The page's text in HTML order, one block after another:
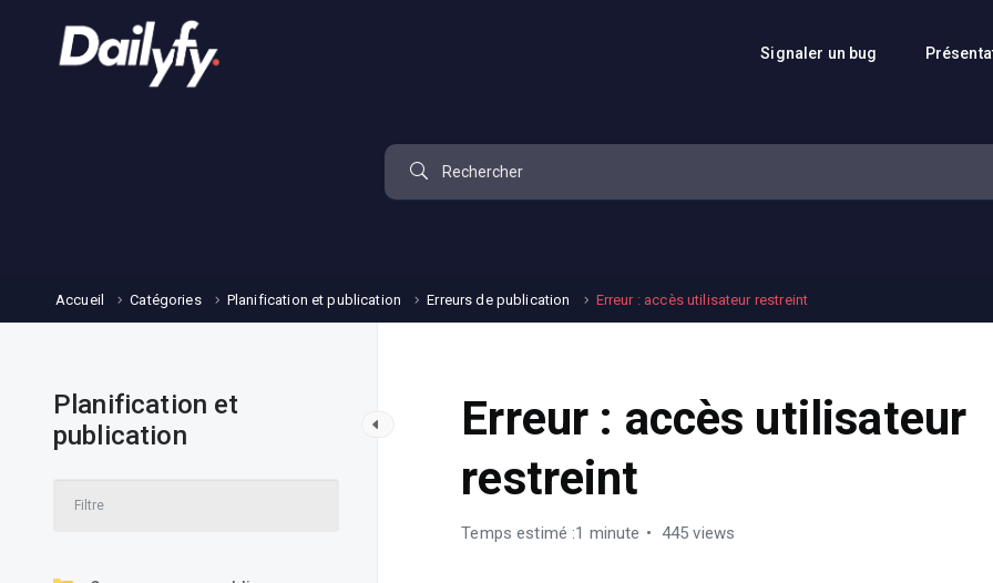
Signaler un bug
Accueil Catégories Planification et publication Erreurs de publication Erreur : accès utilisateur restreint
Planification et
publication
Erreur : accès utilisateur
restreint
Temps estimé :1 minute 445 views